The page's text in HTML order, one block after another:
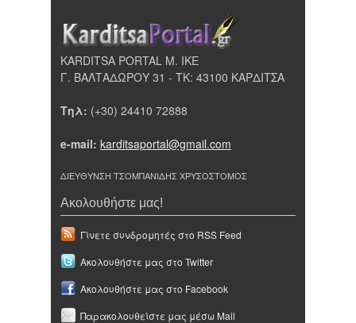
KARDITSA PORTAL Μ. ΙΚΕ
Γ. ΒΑΛΤΑΔΩΡΟΥ 31 - ΤΚ: 43100 ΚΑΡΔΙΤΣΑ
Τηλ: (+30) 24410 72888
e-mail: karditsaportal@gmail.com
ΔΙΕΥΘΥΝΣΗ ΤΣΟΜΠΑΝΙΔΗΣ ΧΡΥΣΟΣΤΟΜΟΣ
Ακολουθήστε μας!
Γίνετε συνδρομητές στο RSS Feed
Ακολουθήστε μας στο Twitter
Ακολουθήστε μας στο Facebook
Παρακολουθείστε μας μέσω Mail